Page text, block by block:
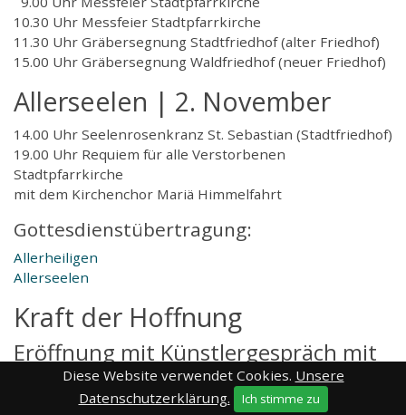
10.30 Uhr Messfeier Stadtpfarrkirche
11.30 Uhr Gräbersegnung Stadtfriedhof (alter Friedhof)
15.00 Uhr Gräbersegnung Waldfriedhof (neuer Friedhof)
Allerseelen | 2. November
14.00 Uhr Seelenrosenkranz St. Sebastian (Stadtfriedhof)
19.00 Uhr Requiem für alle Verstorbenen
Stadtpfarrkirche
mit dem Kirchenchor Mariä Himmelfahrt
Gottesdienstübertragung:
Allerheiligen
Allerseelen
Kraft der Hoffnung
Eröffnung mit Künstlergespräch mit
Hans Thomann, St. Gallen
Diese Website verwendet Cookies. Unsere
Datenschutzerklärung.
Ich stimme zu